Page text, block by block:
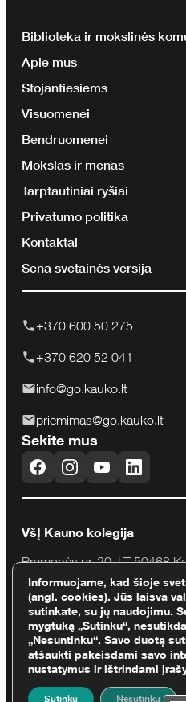
Biblioteka ir mokslinės
Apie mus
Stojantiesiems
Visuomenei
Bendruomenei
Mokslas ir menas
Tarptautiniai ryšiai
Privatumo politika
Kontaktai
Sena svetainės versija
+370 600 50 275
+370 620 52 041
info@go.kauko.lt
priemimas@go.kauko.lt
Sekite mus
VšĮ Kauno kolegija
Pramonės pr. 20, LT-50468
Įmonės kodas 111965284
PVM mok. kodas
Informuojame, kad šioje
(angl. cookies). Jūs laisva
sutinkate, su jų naudojimu.
mygtuką „Sutinku“,
„Nesuntinku“. Savo duotą
atšaukti pakeisdami savo
nustatymus ir ištrindami
Sutinku Nesutinku